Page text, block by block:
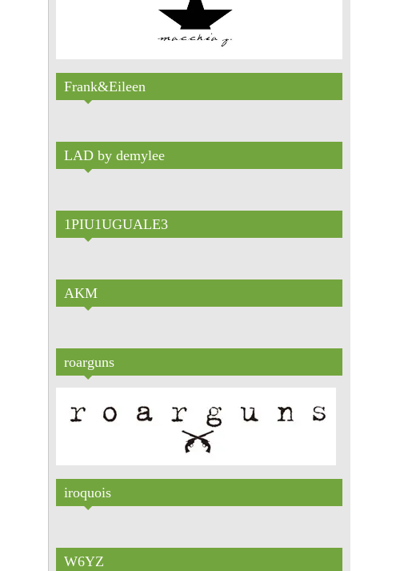
Frank&Eileen
LAD by demylee
1PIU1UGUALE3
AKM
roarguns
iroquois
W6YZ